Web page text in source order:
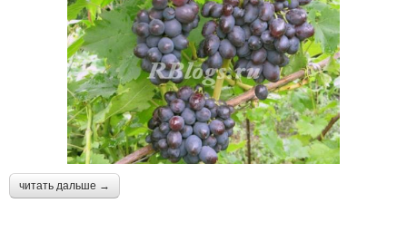
читать дальше →